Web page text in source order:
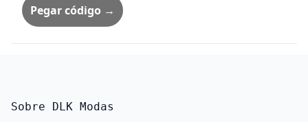
Pegar código →
Sobre DLK Modas